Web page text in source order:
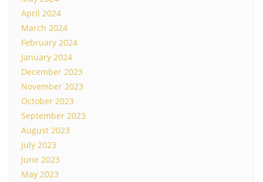
April 2024
March 2024
February 2024
January 2024
December 2023
November 2023
October 2023
September 2023
August 2023
July 2023
June 2023
May 2023